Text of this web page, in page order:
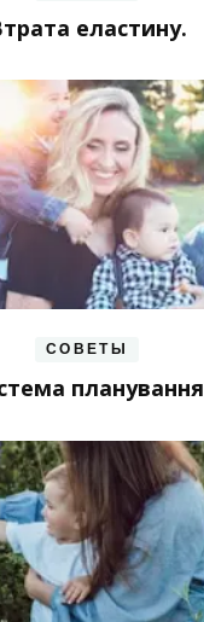
еластину.
СОВЕТЫ
планування